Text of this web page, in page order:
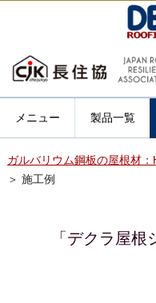
メニュー 製品一覧
ガルバリウム鋼板の屋根材：
＞ 施工例
「デクラ屋